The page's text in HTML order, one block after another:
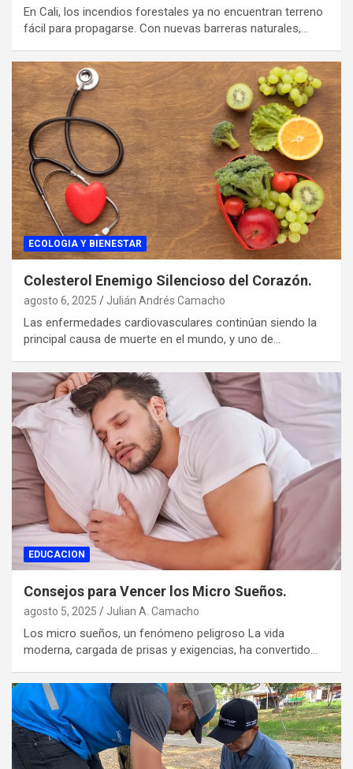
En Cali, los incendios forestales ya no encuentran terreno
fácil para propagarse. Con nuevas barreras naturales,…
ECOLOGIA Y BIENESTAR
Colesterol Enemigo Silencioso del Corazón.
agosto 6, 2025 Julián Andrés Camacho
Las enfermedades cardiovasculares continúan siendo la
principal causa de muerte en el mundo, y uno de…
EDUCACION
Consejos para Vencer los Micro Sueños.
agosto 5, 2025 Julian A. Camacho
Los micro sueños, un fenómeno peligroso La vida
moderna, cargada de prisas y exigencias, ha convertido…